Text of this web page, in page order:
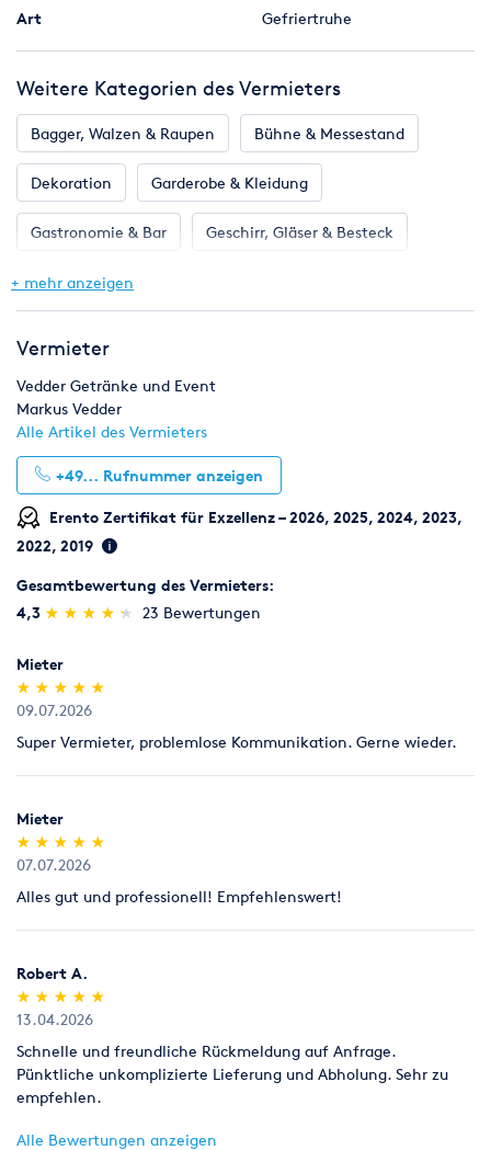
Art Gefriertruhe
Weitere Kategorien des Vermieters
Bagger, Walzen & Raupen Bühne & Messestand
Dekoration Garderobe & Kleidung
Gastronomie & Bar Geschirr, Gläser & Besteck
Klima & Heizen
Zelte & Zeltsysteme
+ mehr anzeigen
Vermieter
Vedder Getränke und Event
Markus Vedder
Alle Artikel des Vermieters
+49... Rufnummer anzeigen
Erento Zertifikat für Exzellenz – 2026, 2025, 2024, 2023,
2022, 2019
Gesamtbewertung des Vermieters:
4,3 (*)
★
★
(*) ★
★
(*) ★
★
(*) ★
★
(*) ★
★ 23 Bewertungen
Mieter
(*)
★
★
(*) ★
★
(*) ★
★
(*) ★
★
(*) ★
★
09.07.2026
Super Vermieter, problemlose Kommunikation. Gerne wieder.
Mieter
(*)
★
★
(*) ★
★
(*) ★
★
(*) ★
★
(*) ★
★
07.07.2026
Alles gut und professionell! Empfehlenswert!
Robert A.
(*)
★
★
(*) ★
★
(*) ★
★
(*) ★
★
(*) ★
★
13.04.2026
Schnelle und freundliche Rückmeldung auf Anfrage.
Pünktliche unkomplizierte Lieferung und Abholung. Sehr zu
empfehlen.
Alle Bewertungen anzeigen